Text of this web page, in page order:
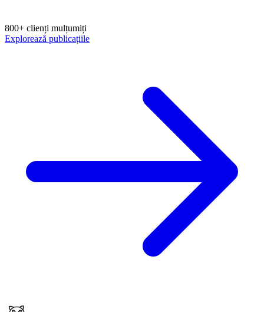
800+ clienți mulțumiți
Explorează publicațiile